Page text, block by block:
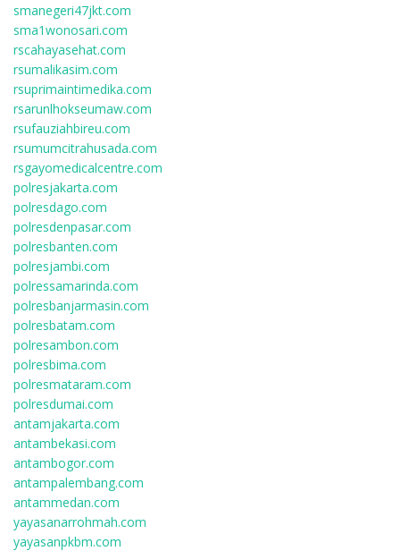
smanegeri47jkt.com
sma1wonosari.com
rscahayasehat.com
rsumalikasim.com
rsuprimaintimedika.com
rsarunlhokseumaw.com
rsufauziahbireu.com
rsumumcitrahusada.com
rsgayomedicalcentre.com
polresjakarta.com
polresdago.com
polresdenpasar.com
polresbanten.com
polresjambi.com
polressamarinda.com
polresbanjarmasin.com
polresbatam.com
polresambon.com
polresbima.com
polresmataram.com
polresdumai.com
antamjakarta.com
antambekasi.com
antambogor.com
antampalembang.com
antammedan.com
yayasanarrohmah.com
yayasanpkbm.com